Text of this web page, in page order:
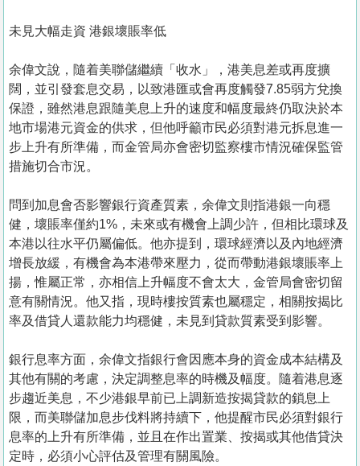
未見大幅走資 港銀壞賬率低
余偉文說，隨着美聯儲繼續「收水」，港美息差或再度擴
闊，並引發套息交易，以致港匯或會再度觸發7.85弱方兌換
保證，雖然港息跟隨美息上升的速度和幅度最終仍取決於本
地市場港元資金的供求，但他呼籲市民必須對港元拆息進一
步上升有所準備，而金管局亦會密切監察樓市情況確保監管
措施切合市況。
問到加息會否影響銀行資產質素，余偉文則指港銀一向穩
健，壞賬率僅約1%，未來或有機會上調少許，但相比環球及
本港以往水平仍屬偏低。他亦提到，環球經濟以及內地經濟
增長放緩，有機會為本港帶來壓力，從而帶動港銀壞賬率上
揚，惟屬正常，亦相信上升幅度不會太大，金管局會密切留
意有關情況。他又指，現時樓按質素也屬穩定，相關按揭比
率及借貸人還款能力均穩健，未見到貸款質素受到影響。
銀行息率方面，余偉文指銀行會因應本身的資金成本結構及
其他有關的考慮，決定調整息率的時機及幅度。隨着港息逐
步趨近美息，不少港銀早前已上調新造按揭貸款的鎖息上
限，而美聯儲加息步伐料將持續下，他提醒市民必須對銀行
息率的上升有所準備，並且在作出置業、按揭或其他借貸決
定時，必須小心評估及管理有關風險。